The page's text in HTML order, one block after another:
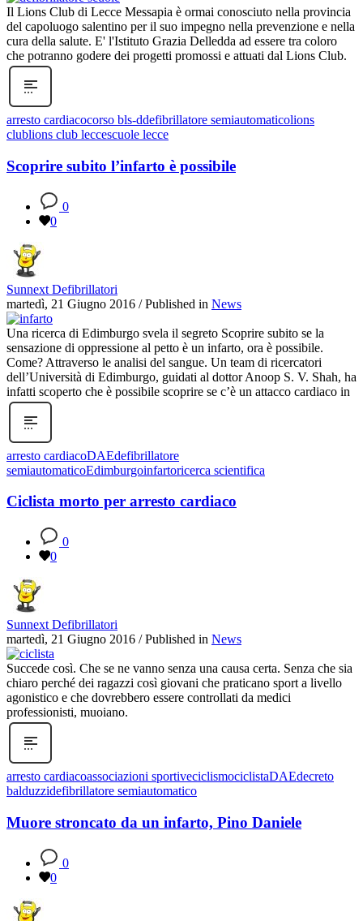
Il Lions Club di Lecce Messapia è ormai conosciuto nella provincia
del capoluogo salentino per il suo impegno nella prevenzione e nella
cura della salute. E' l'Istituto Grazia Delledda ad essere tra coloro
che potranno godere dei progetti promossi e attuati dal Lions Club.
arresto cardiacocorso bls-ddefibrillatore semiautomaticolions
clublions club leccescuole lecce
Scoprire subito l’infarto è possibile
0
0
Sunnext Defibrillatori
martedì, 21 Giugno 2016 / Published in News
Una ricerca di Edimburgo svela il segreto Scoprire subito se la
sensazione di oppressione al petto è un infarto, ora è possibile.
Come? Attraverso le analisi del sangue. Un team di ricercatori
dell’Università di Edimburgo, guidati al dottor Anoop S. V. Shah, ha
infatti scoperto che è possibile scoprire se c’è un attacco cardiaco in
arresto cardiacoDAEdefibrillatore
semiautomaticoEdimburgoinfartoricerca scientifica
Ciclista morto per arresto cardiaco
0
0
Sunnext Defibrillatori
martedì, 21 Giugno 2016 / Published in News
Succede così. Che se ne vanno senza una causa certa. Senza che sia
chiaro perché dei ragazzi così giovani che praticano sport a livello
agonistico e che dovrebbero essere controllati da medici
professionisti, muoiano.
arresto cardiacoassociazioni sportiveciclismociclistaDAEdecreto
balduzzidefibrillatore semiautomatico
Muore stroncato da un infarto, Pino Daniele
0
0